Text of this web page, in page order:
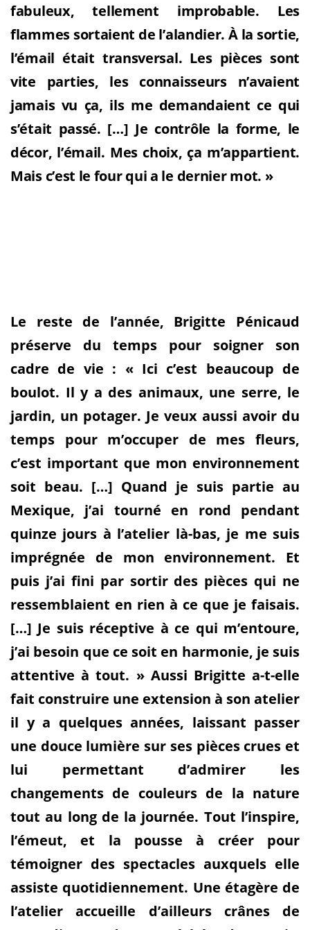
fabuleux, tellement improbable. Les
flammes sortaient de l’alandier. À la sortie,
l’émail était transversal. Les pièces sont
vite parties, les connaisseurs n’avaient
jamais vu ça, ils me demandaient ce qui
s’était passé. […] Je contrôle la forme, le
décor, l’émail. Mes choix, ça m’appartient.
Mais c’est le four qui a le dernier mot. »
Le reste de l’année, Brigitte Pénicaud
préserve du temps pour soigner son
cadre de vie : « Ici c’est beaucoup de
boulot. Il y a des animaux, une serre, le
jardin, un potager. Je veux aussi avoir du
temps pour m’occuper de mes fleurs,
c’est important que mon environnement
soit beau. […] Quand je suis partie au
Mexique, j’ai tourné en rond pendant
quinze jours à l’atelier là-bas, je me suis
imprégnée de mon environnement. Et
puis j’ai fini par sortir des pièces qui ne
ressemblaient en rien à ce que je faisais.
[…] Je suis réceptive à ce qui m’entoure,
j’ai besoin que ce soit en harmonie, je suis
attentive à tout. » Aussi Brigitte a-t-elle
fait construire une extension à son atelier
il y a quelques années, laissant passer
une douce lumière sur ses pièces crues et
lui permettant d’admirer les
changements de couleurs de la nature
tout au long de la journée. Tout l’inspire,
l’émeut, et la pousse à créer pour
témoigner des spectacles auxquels elle
assiste quotidiennement. Une étagère de
l’atelier accueille d’ailleurs crânes de